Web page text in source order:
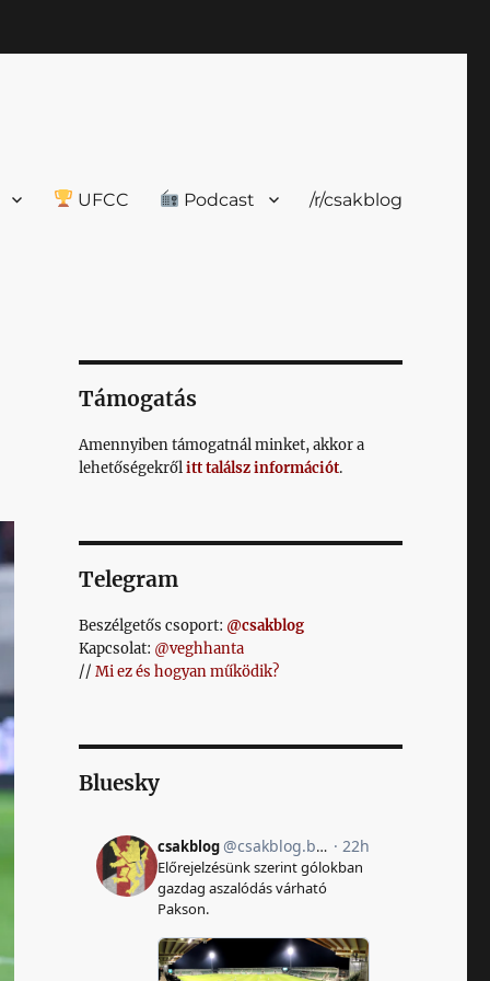
UFCC Podcast /r/csakblog
Támogatás
Amennyiben támogatnál minket, akkor a
lehetőségekrőlitt találsz információt.
Telegram
Beszélgetős csoport: @csakblog
Kapcsolat: @veghhanta
// Mi ez és hogyan működik?
Bluesky